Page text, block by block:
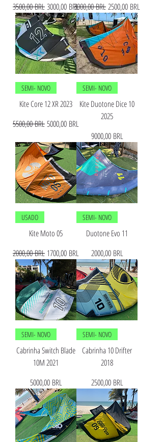
Precio
3500,00 BRLPrecio de oferta
3000,00 BRLPrecio
3000,00 BRLPrecio de oferta
2500,00 BRL
SEMI- NOVO
Kite Core 12 XR 2023
Precio
5500,00 BRL Precio de oferta
5000,00 BRL
SEMI- NOVO
Kite Duotone Dice 10
2025
Precio
9000,00 BRL
USADO
Kite Moto 05
Precio
2000,00 BRL Precio de oferta
1700,00 BRL
SEMI- NOVO
Duotone Evo 11
Precio
2000,00 BRL
SEMI- NOVO
Cabrinha Switch Blade
10M 2021
Precio
5000,00 BRL
SEMI- NOVO
Cabrinha 10 Drifter
2018
Precio
2500,00 BRL